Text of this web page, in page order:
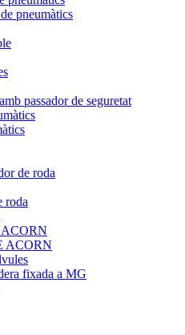
pneumàtics
passador de seguretat
de roda
roda
ACORN
fixada a MG